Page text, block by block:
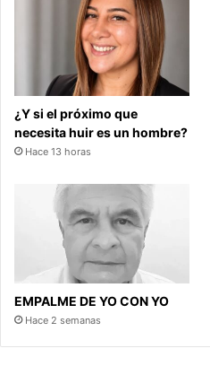
¿Y si el próximo que
necesita huir es un hombre?
Hace 13 horas
EMPALME DE YO CON YO
Hace 2 semanas